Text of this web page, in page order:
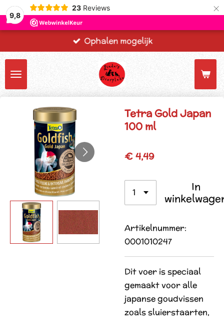
9,8
23 Reviews ×
Ophalen mogelijk
Tetra Gold Japan
100 ml
€ 4,49
In
Artikelnummer:
0001010247
Dit voer is speciaal
gemaakt voor alle
japanse goudvissen
zoals sluierstaarten,